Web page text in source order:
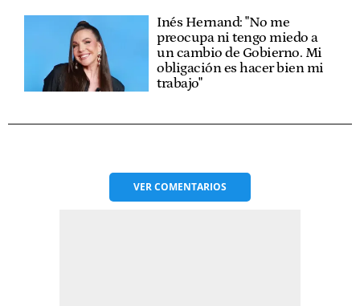
Inés Hernand: "No me
preocupa ni tengo miedo a
un cambio de Gobierno. Mi
obligación es hacer bien mi
trabajo"
VERCOMENTARIOS